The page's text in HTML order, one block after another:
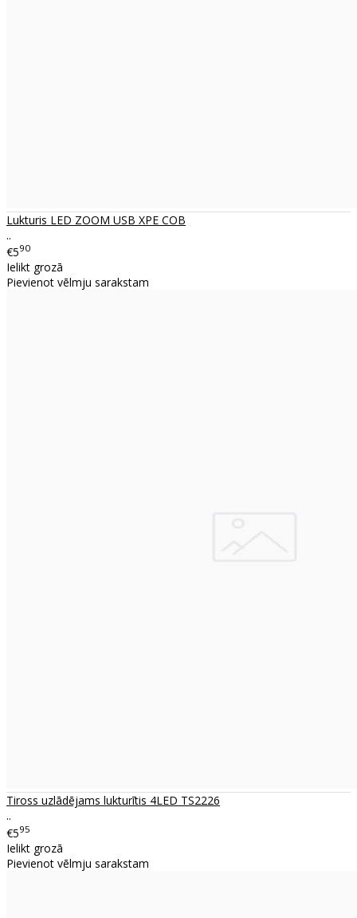
Lukturis LED ZOOM USB XPE COB
..
€590
Ielikt grozā
Pievienot vēlmju sarakstam
Tiross uzlādējams lukturītis 4LED TS2226
..
€595
Ielikt grozā
Pievienot vēlmju sarakstam